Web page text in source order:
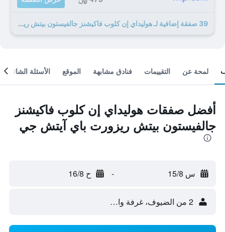
39 صفقة إضافية لـ هوليداي إن كلوب فاكيشنز جالفيستون بيتش ريزورت باي آيتش جي
لمحة عن التقييمات فنادق مشابهة الموقع الأسئلة الشائعة
أفضل صفقات هوليداي إن كلوب فاكيشنز
جالفيستون بيتش ريزورت باي آيتش جي
س 15/8 - ح 16/8
2 من الضيوف، غرفة واحدة